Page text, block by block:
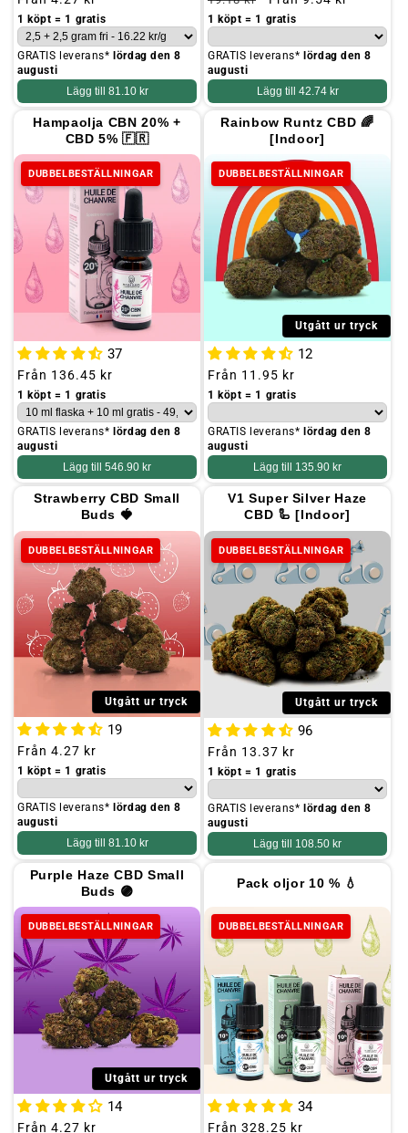
pris
1 köpt = 1 gratis
GRATIS leverans*lördag den 8
augusti
Lägg till 81.10 kr
pris
1 köpt = 1 gratis
GRATIS leverans*lördag den 8
augusti
Lägg till 42.74 kr
Hampaolja CBN 20% +
CBD 5% 🇫🇷
DUBBELBESTÄLLNINGAR
37
Ordinarie
pris
Från 136.45 kr
1 köpt = 1 gratis
GRATIS leverans* lördag den 8
augusti
Lägg till 546.90 kr
Rainbow Runtz CBD 🌈
[Indoor]
DUBBELBESTÄLLNINGAR
Utgått ur tryck
12
Ordinarie
pris
Från 11.95 kr
1 köpt = 1 gratis
GRATIS leverans* lördag den 8
augusti
Lägg till 135.90 kr
Strawberry CBD Small
Buds 🍓
DUBBELBESTÄLLNINGAR
Utgått ur tryck
19
Ordinarie
pris
Från 4.27 kr
1 köpt = 1 gratis
GRATIS leverans* lördag den 8
augusti
Lägg till 81.10 kr
V1 Super Silver Haze
CBD 🦾 [Indoor]
DUBBELBESTÄLLNINGAR
Utgått ur tryck
96
Ordinarie
pris
Från 13.37 kr
1 köpt = 1 gratis
GRATIS leverans*lördag den 8
augusti
Lägg till 108.50 kr
Purple Haze CBD Small
Buds 🟣
DUBBELBESTÄLLNINGAR
Utgått ur tryck
14
Ordinarie
Från 4.27 kr
Pack oljor 10 % 💧
DUBBELBESTÄLLNINGAR
34
Ordinarie
Från 328.25 kr